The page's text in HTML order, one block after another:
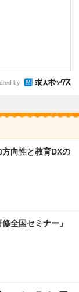
by
向性と教育DXの
全国セミナー」